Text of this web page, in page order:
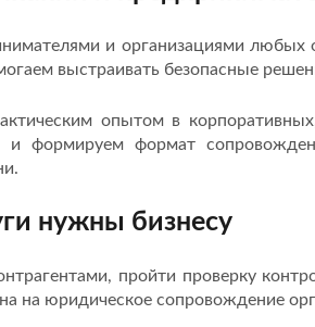
и организациями
выстраивать безопасные
опытом в
и формируем формат
нужны бизнесу
пройти проверку
на юридическое сопровождение